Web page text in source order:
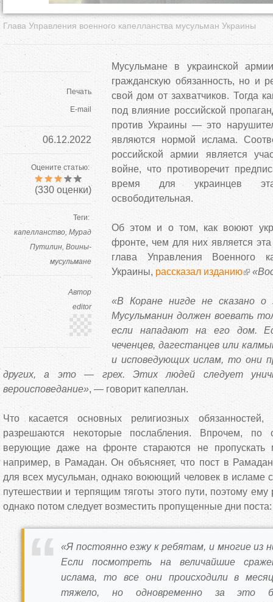
Глава Управления военного капелланства мусульман Украины
Печать
E-mail
06.12.2022
Оцените статью:
(330 оценки)
Теги:
капелланство Мурад
Путилин Воины-
мусульмане
Автор
editor
Мусульмане в украинской
гражданскую обязанность, но и
свой дом от захватчиков. Тогда
под влияние российской
против Украины — это
являются нормой ислама.
российской армии является
войне, что противоречит
время для украинцев
освободительная.
Об этом и о том, как воюют
фронте, чем для них является
глава Управления Военного
Украины, рассказал изданию
«В Коране нигде не сказано о
Мусульманин должен воевать
если нападают на его дом.
чеченцев, дагестанцев или
и исповедующих ислам, то они
других, а это — грех. Этих людей следует
вероисповедание», — говорит капеллан.
Что касается основных религиозных
разрешаются некоторые послабления. Впрочем,
верующие даже на фронте стараются не пропускать
например, в Рамадан. Он объясняет, что пост в
для всех мусульман, однако воюющий человек в исламе
путешествии и терпящим тяготы этого пути, поэтому ему
однако потом следует возместить пропущенные дни поста:
«Я постоянно езжу к ребятам, и многие из
Если посмотреть на величайшие
ислама, то все они происходили в
тяжело, но одновременно за это